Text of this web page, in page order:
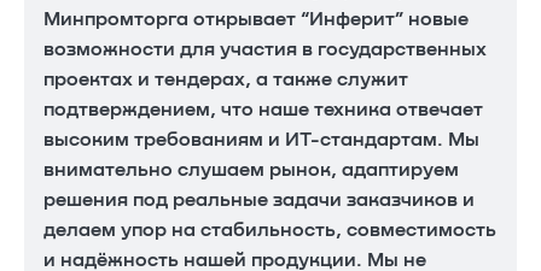
Минпромторга открывает “Инферит” новые
возможности для участия в государственных
проектах и тендерах, а также служит
подтверждением, что наше техника отвечает
высоким требованиям и ИТ-стандартам. Мы
внимательно слушаем рынок, адаптируем
решения под реальные задачи заказчиков и
делаем упор на стабильность, совместимость
и надёжность нашей продукции. Мы не